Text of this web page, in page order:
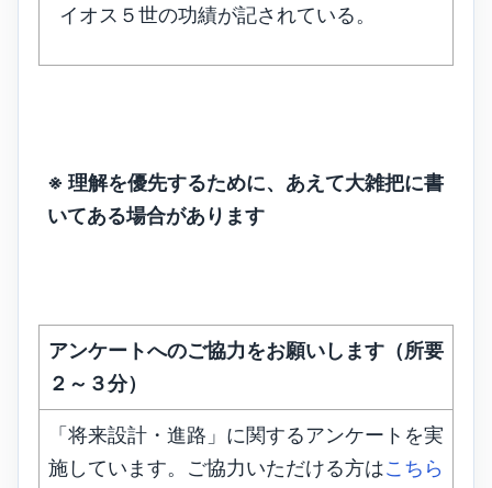
イオス５世の功績が記されている。
※ 理解を優先するために、あえて大雑把に書
いてある場合があります
アンケートへのご協力をお願いします（所要
２～３分）
「将来設計・進路」に関するアンケートを実
施しています。ご協力いただける方はこちら